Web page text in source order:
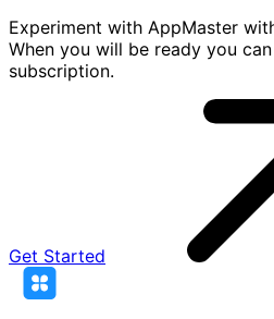
Experiment with AppMaster
When you will be ready you
subscription.
Get Started